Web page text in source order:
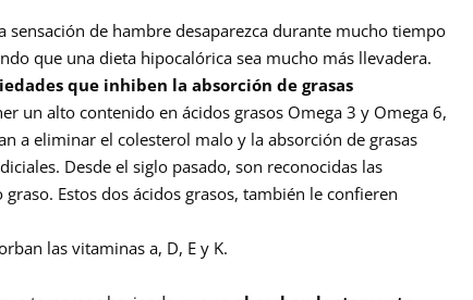
sensación de hambre desaparezca durante mucho tiempo
que una dieta hipocalórica sea mucho más llevadera.
que inhiben la absorción de grasas
un alto contenido en ácidos grasos Omega 3 y Omega 6,
a eliminar el colesterol malo y la absorción de grasas
Desde el siglo pasado, son reconocidas las
Estos dos ácidos grasos, también le confieren
las vitaminas a, D, E y K.